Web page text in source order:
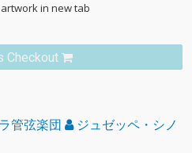
in new tab
Checkout
管弦楽団
ジュゼッペ・シノ